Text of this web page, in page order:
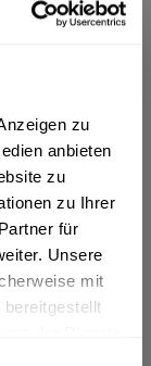
zu
anbieten
zu
zu Ihrer
für
Unsere
mit